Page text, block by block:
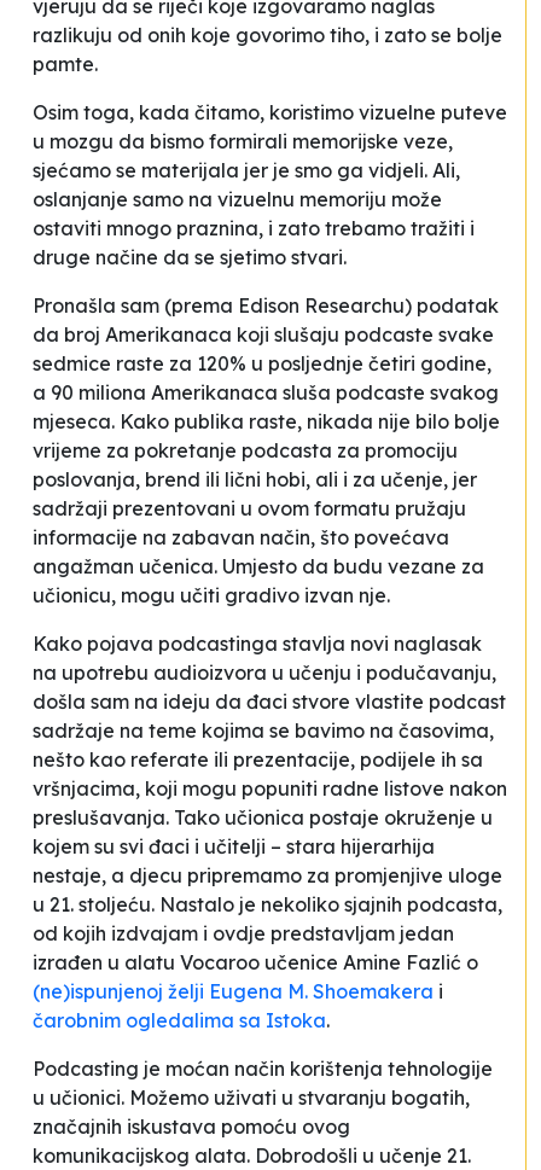
vjeruju da se riječi koje izgovaramo naglas
razlikuju od onih koje govorimo tiho, i zato se bolje
pamte.
Osim toga, kada čitamo, koristimo vizuelne puteve
u mozgu da bismo formirali memorijske veze,
sjećamo se materijala jer je smo ga vidjeli. Ali,
oslanjanje samo na vizuelnu memoriju može
ostaviti mnogo praznina, i zato trebamo tražiti i
druge načine da se sjetimo stvari.
Pronašla sam (prema Edison Researchu) podatak
da broj Amerikanaca koji slušaju podcaste svake
sedmice raste za 120% u posljednje četiri godine,
a 90 miliona Amerikanaca sluša podcaste svakog
mjeseca. Kako publika raste, nikada nije bilo bolje
vrijeme za pokretanje podcasta za promociju
poslovanja, brend ili lični hobi, ali i za učenje, jer
sadržaji prezentovani u ovom formatu pružaju
informacije na zabavan način, što povećava
angažman učenica. Umjesto da budu vezane za
učionicu, mogu učiti gradivo izvan nje.
Kako pojava podcastinga stavlja novi naglasak
na upotrebu audioizvora u učenju i podučavanju,
došla sam na ideju da đaci stvore vlastite podcast
sadržaje na teme kojima se bavimo na časovima,
nešto kao referate ili prezentacije, podijele ih sa
vršnjacima, koji mogu popuniti radne listove nakon
preslušavanja. Tako učionica postaje okruženje u
kojem su svi đaci i učitelji – stara hijerarhija
nestaje, a djecu pripremamo za promjenjive uloge
u 21. stoljeću. Nastalo je nekoliko sjajnih podcasta,
od kojih izdvajam i ovdje predstavljam jedan
izrađen u alatu Vocaroo učenice Amine Fazlić o
(ne)ispunjenoj želji Eugena M. Shoemakera i
čarobnim ogledalima sa Istoka.
Podcasting je moćan način korištenja tehnologije
u učionici. Možemo uživati u stvaranju bogatih,
značajnih iskustava pomoću ovog
komunikacijskog alata. Dobrodošli u učenje 21.